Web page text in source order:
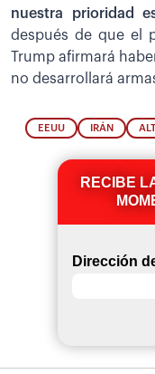
nuestra prioridad
después de que el
Trump afirmará
no desarrollará
EEUU IRÁN
RECIBE
Dirección